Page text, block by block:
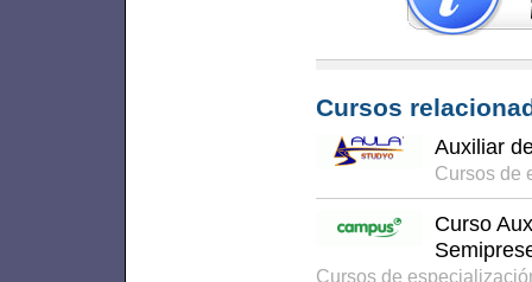
Cursos
Auxiliar
Cursos de
Curso
Cursos de